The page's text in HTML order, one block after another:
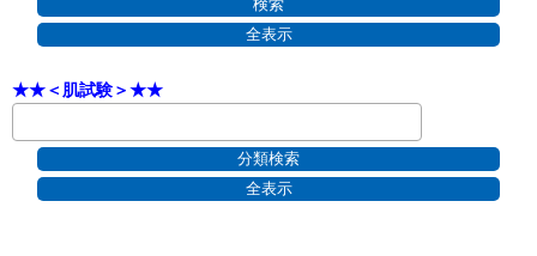
★★＜肌試験＞★★